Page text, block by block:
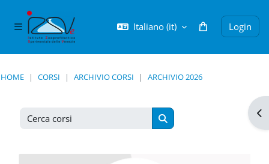
Pannello laterale Italiano ‎(it)‎ Login
HOME CORSI ARCHIVIO CORSI ARCHIVIO 2026
Cerca corsi
Cerca corsi